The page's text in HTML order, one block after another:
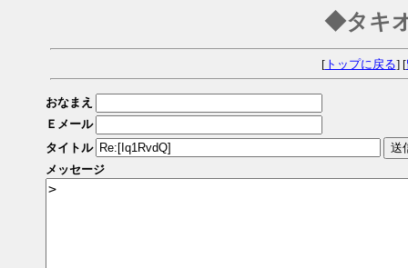
◆タキ
[トップに戻る] [
おなまえ
Ｅメール
タイトル
メッセージ